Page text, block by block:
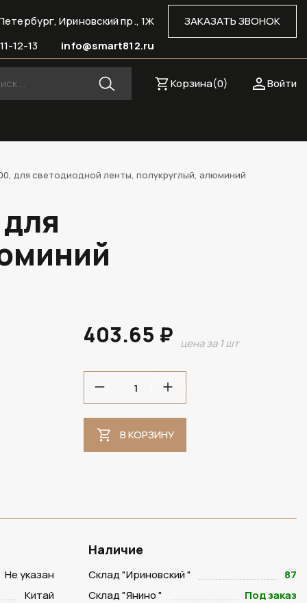
ЗАКАЗАТЬ ЗВОНОК
Ириновский пр., 1Ж
info@smart812.ru
12-13
Войти
Корзина(0)
для светодиодной ленты, полукруглый, алюминий
403.65 ₽ цена за 1 шт
В КОРЗИНУ
Не указан
Китай
Наличие
Склад "Ириновский "
87
Склад "Янино "
Под заказ